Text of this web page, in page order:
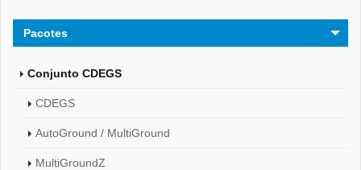
Pacotes
Conjunto CDEGS
CDEGS
AutoGround / MultiGround
MultiGroundZ